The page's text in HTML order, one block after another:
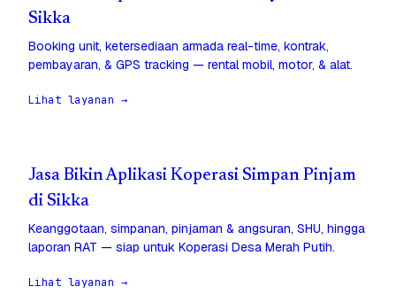
Sikka
Booking unit, ketersediaan armada real-time, kontrak,
pembayaran, & GPS tracking — rental mobil, motor, & alat.
Lihat layanan →
Jasa Bikin Aplikasi Koperasi Simpan Pinjam
di Sikka
Keanggotaan, simpanan, pinjaman & angsuran, SHU, hingga
laporan RAT — siap untuk Koperasi Desa Merah Putih.
Lihat layanan →